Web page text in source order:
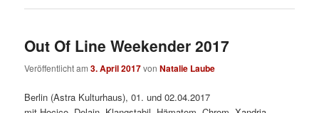
Out Of Line Weekender 2017
Veröffentlicht am3. April 2017vonNatalie Laube
Berlin (Astra Kulturhaus), 01. und 02.04.2017